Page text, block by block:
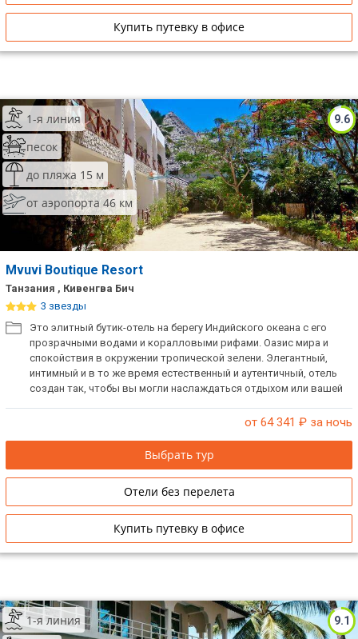
Купить путевку в офисе
9.6
1-я линия
песок
до пляжа 15 м
от аэропорта 46 км
Mvuvi Boutique Resort
Танзания , Кивенгва Бич
3 звезды
Это элитный бутик-отель на берегу Индийского океана с его
прозрачными водами и коралловыми рифами. Оазис мира и
спокойствия в окружении тропической зелени. Элегантный,
интимный и в то же время естественный и аутентичный, отель
создан так, чтобы вы могли наслаждаться отдыхом или вашей
для побега из повседневной жизни в маленький рай.
от 64 341 ₽ за ночь
Выбрать тур
Отели без перелета
Купить путевку в офисе
9.1
1-я линия